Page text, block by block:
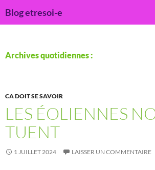
Blog etresoi-e
Archives quotidiennes :
CA DOIT SE SAVOIR
LES ÉOLIENNES
TUENT
1 JUILLET 2024 LAISSER UN COMMENTAIRE